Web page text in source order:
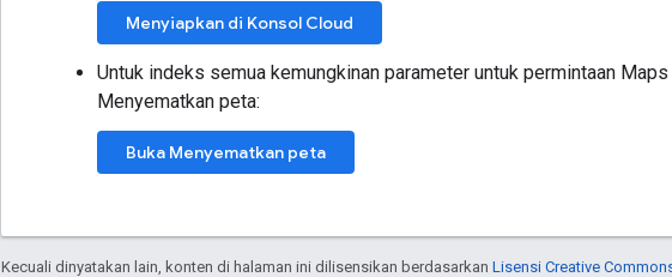
Menyiapkan di Konsol Cloud
Untuk indeks semua kemungkinan parameter untuk permintaan
Menyematkan peta:
Buka Menyematkan peta
Kecuali dinyatakan lain, konten di halaman ini dilisensikan berdasarkan Lisensi Creative